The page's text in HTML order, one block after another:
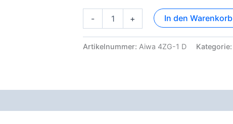
-
Dokumentation
+ In den Warenkorb
Artikelnummer: Aiwa 4ZG-1 D Kategorie: